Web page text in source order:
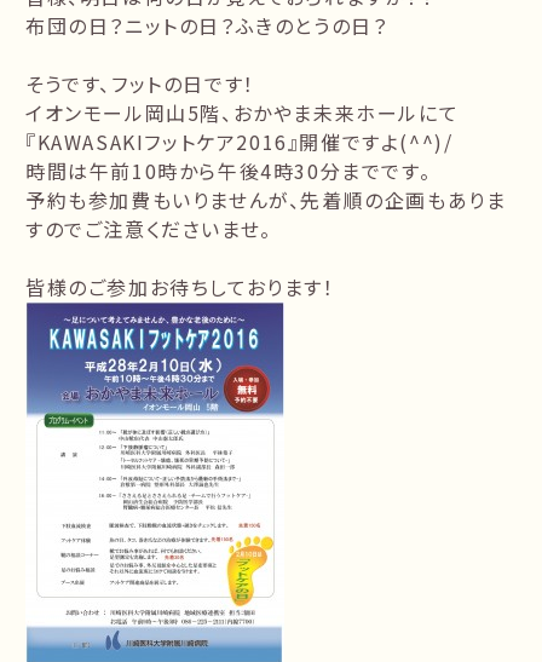
布団の日？ニットの日？ふきのとうの日？
そうです、フットの日です！
イオンモール岡山5階、おかやま未来ホールにて
『KAWASAKIフットケア2016』開催ですよ(^^)/
時間は午前10時から午後4時30分までです。
予約も参加費もいりませんが、先着順の企画もありま
すのでご注意くださいませ。
皆様のご参加お待ちしております！